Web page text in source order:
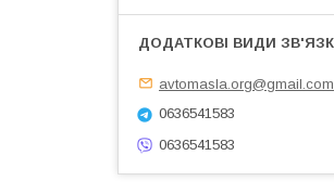
avtomasla.org@gmail.com
0636541583
0636541583